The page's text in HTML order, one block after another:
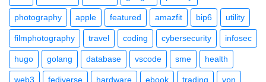
photography apple featured amazfit bip6 utility
filmphotography travel coding cybersecurity infosec
hugo golang database vscode sme health
web3 fediverse hardware ebook trading vpn